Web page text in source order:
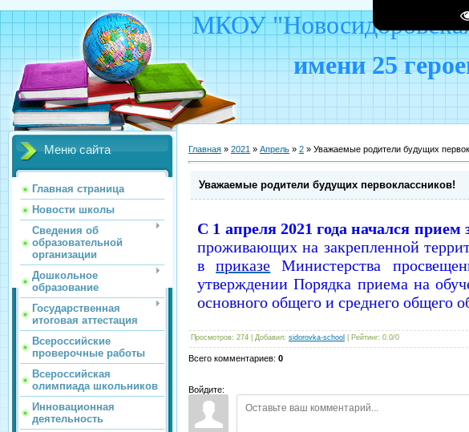
МКОУ
имени 25
Меню сайта
Главная страница
Новости школы
Сведения об
образовательной
организации
Дошкольное
образование
Государственная
итоговая аттестация
Всероссийские
проверочные работы
Всероссийская
олимпиада школьников
Инновационная
деятельность
Главная » 2021 » Апрель » 2 » Уважаемые родители будущих
Уважаемые родители будущих первоклассников!
С 1 апреля 2021 года начался
проживающих на закрепленной
вприказе Министерства
утверждении Порядка приема на
основного общего и среднего общего
Просмотров: 274 Добавил: sidorovka-school Рейтинг: 0.0/0
Всего комментариев: 0
Войдите: